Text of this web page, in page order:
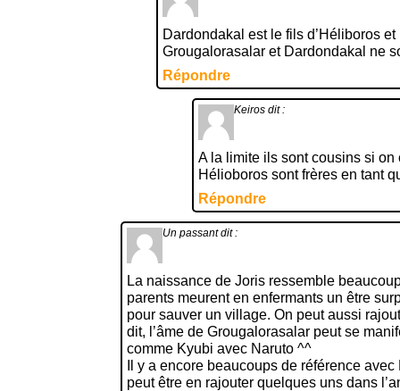
Dardondakal est le fils d’Héliboros
Grougalorasalar et Dardondakal ne
Répondre
Keiros dit :
A la limite ils sont cousins si on
Hélioboros sont frères en tant
Répondre
Un passant dit :
La naissance de Joris ressemble
parents meurent en enfermants un être
pour sauver un village. On peut aussi
dit, l’âme de Grougalorasalar peut se
comme Kyubi avec Naruto ^^
Il y a encore beaucoups de référence
peut être en rajouter quelques uns dans